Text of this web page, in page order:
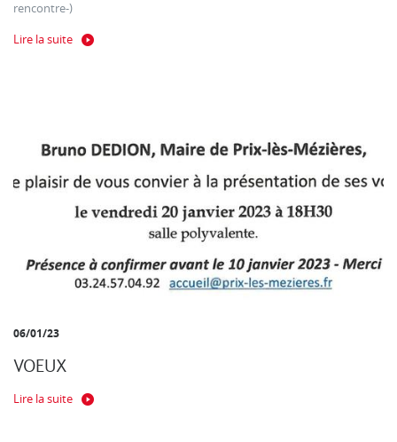
rencontre-)
Lire la suite
06/01/23
VOEUX
Lire la suite